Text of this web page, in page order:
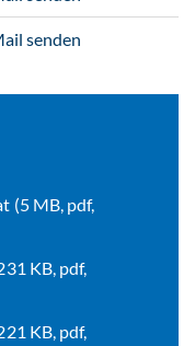
senden
(5 MB, pdf,
KB, pdf,
KB, pdf,